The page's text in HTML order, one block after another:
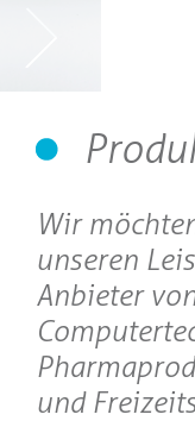
Wir
unseren
Anbieter
und